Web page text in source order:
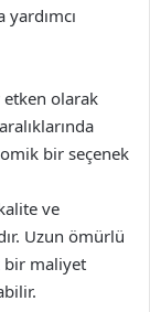
etken olarak
bir seçenek
ve
Uzun ömürlü
bir maliyet